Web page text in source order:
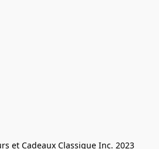
et Cadeaux Classique Inc. 2023